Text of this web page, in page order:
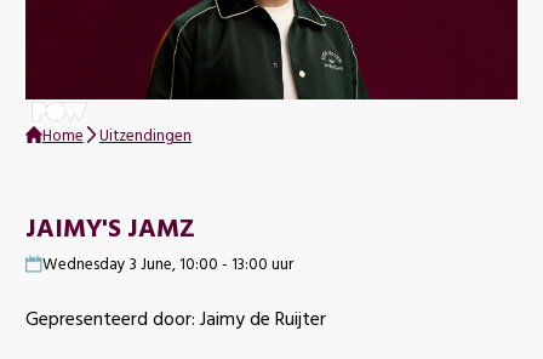
Home Uitzendingen
JAIMY'S JAMZ
Wednesday 3 June, 10:00 - 13:00 uur
Gepresenteerd door: Jaimy de Ruijter